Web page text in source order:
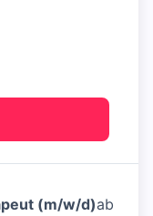
(m/w/d)ab